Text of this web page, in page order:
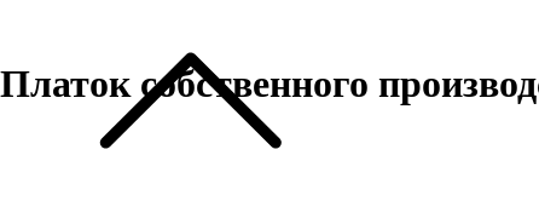
Платок собственного